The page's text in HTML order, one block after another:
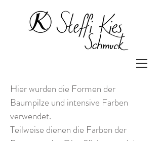
Hier wurden die Formen der
Baumpilze und intensive Farben
verwendet.
Teilweise dienen die Farben der